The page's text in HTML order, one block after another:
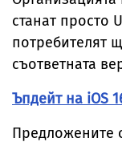
станат просто
потребителят
съответната
Ъпдейт на iOS
Предложените